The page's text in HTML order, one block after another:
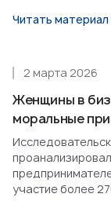
Читать материал
Женщины в
моральные
2 марта 2026
участие более